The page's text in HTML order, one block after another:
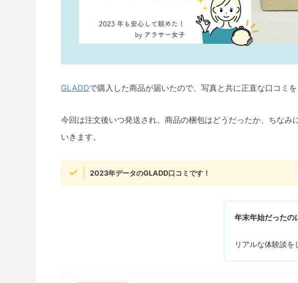
GLADDで購入した商品が届いたので、写真と共に正直な口コミを
今回は注文後いつ発送され、商品の梱包はどうだったか、ちなみ
いきます。
2023年データのGLADD口コミです！
年末年始だったの
リアルな体験談を